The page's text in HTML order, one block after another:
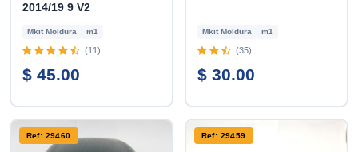
2014/19 9 V2
Mkit Moldura m1
(11)
$ 45.00
Mkit Moldura m1
(35)
$ 30.00
Ref: 29460 Ref: 29459